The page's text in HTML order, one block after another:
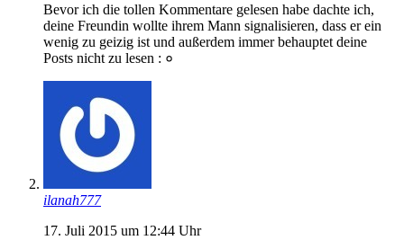
Bevor ich die tollen Kommentare gelesen habe dachte ich,
deine Freundin wollte ihrem Mann signalisieren, dass er ein
wenig zu geizig ist und außerdem immer behauptet deine
Posts nicht zu lesen : ०
ilanah777
17. Juli 2015 um 12:44 Uhr